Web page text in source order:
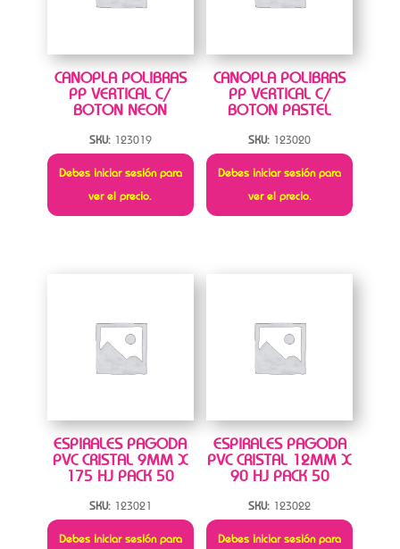
CANOPLA POLIBRAS
PP VERTICAL C/
BOTON NEON
SKU: 123019
Debes iniciar sesión para
ver el precio.
CANOPLA POLIBRAS
PP VERTICAL C/
BOTON PASTEL
SKU: 123020
Debes iniciar sesión para
ver el precio.
ESPIRALES PAGODA
PVC CRISTAL 9MM X
175 HJ PACK 50
SKU: 123021
Debes iniciar sesión para
ESPIRALES PAGODA
PVC CRISTAL 12MM X
90 HJ PACK 50
SKU: 123022
Debes iniciar sesión para